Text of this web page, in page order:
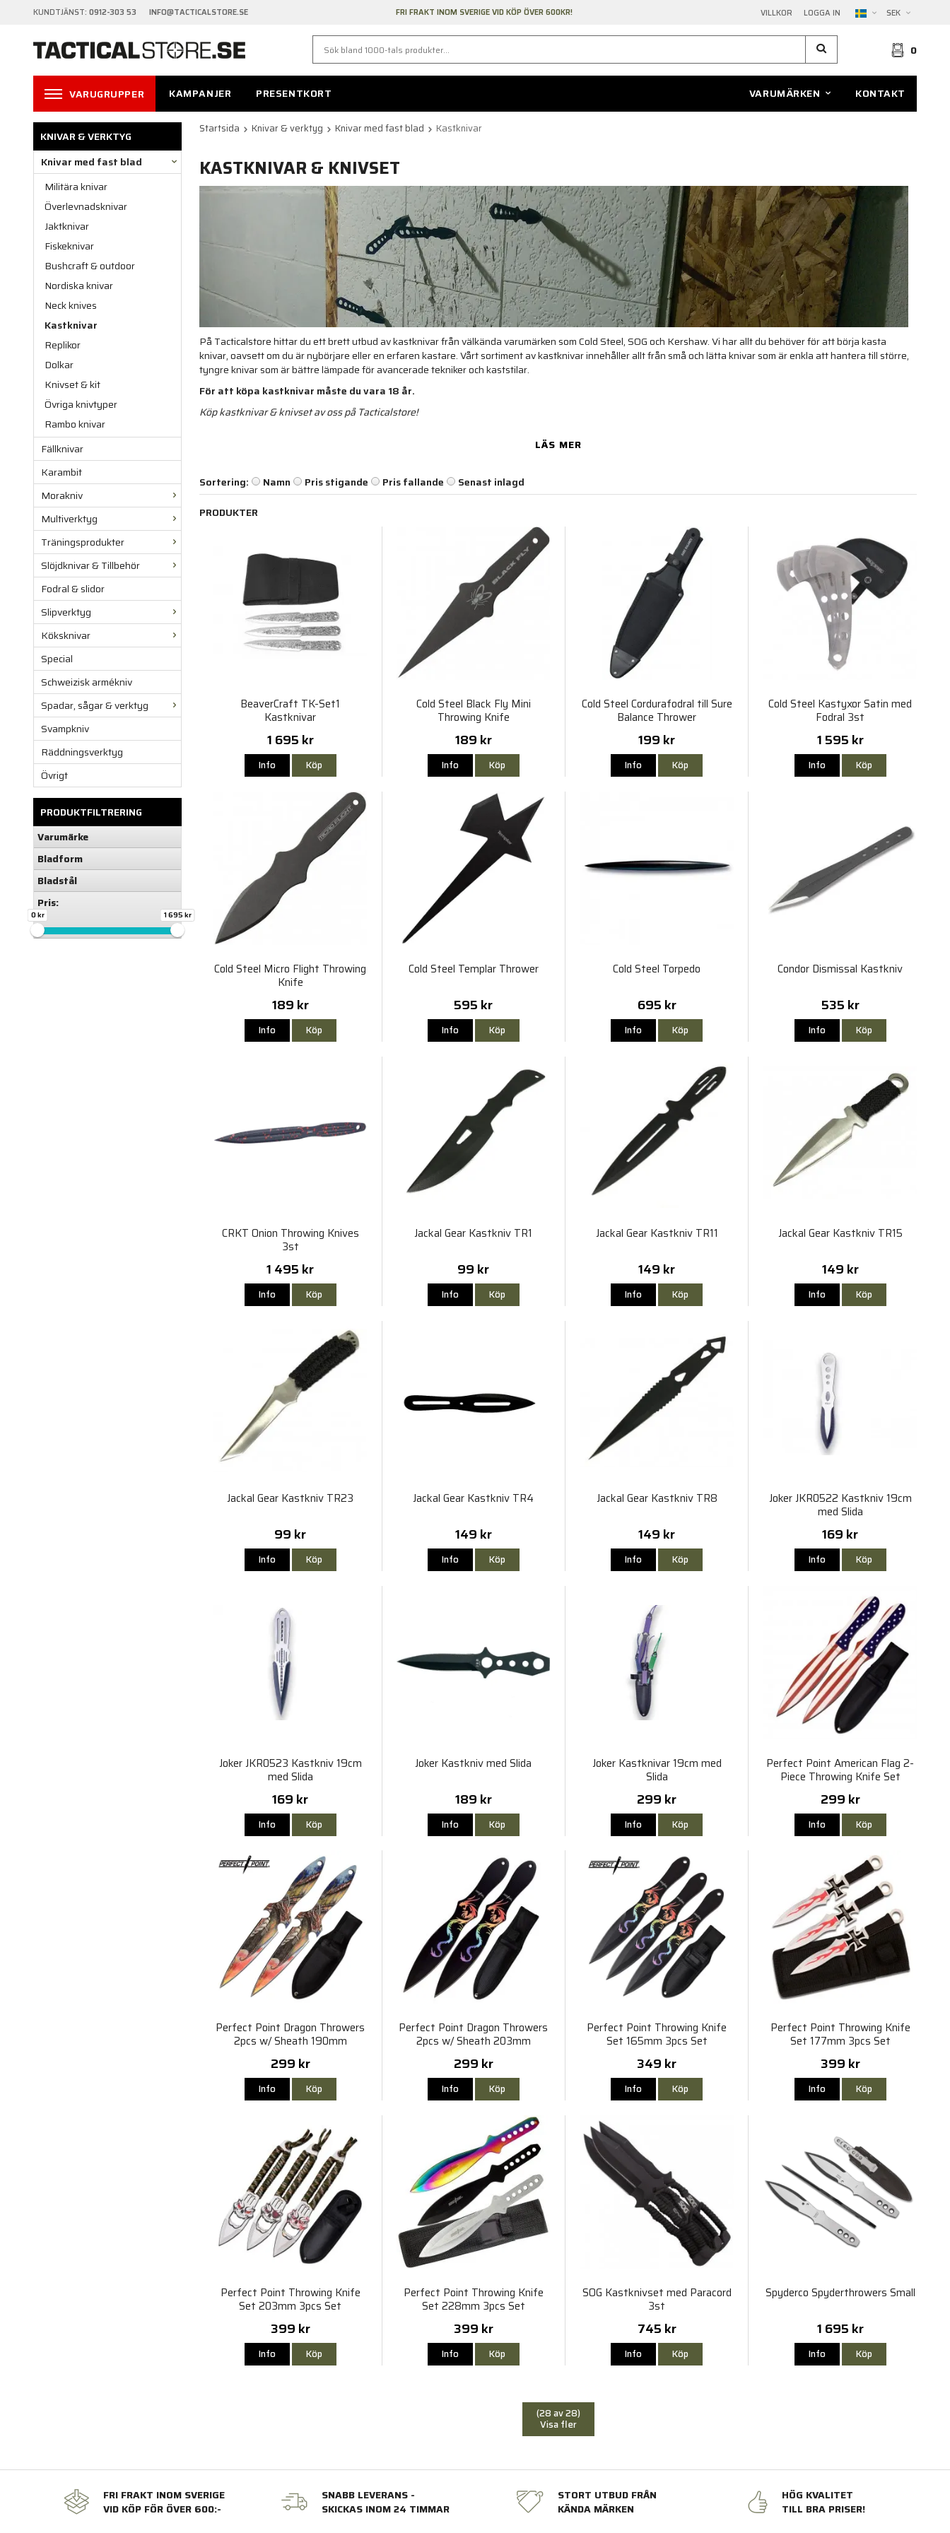
KUNDTJÄNST: 0912-303 53 INFO@TACTICALSTORE.SE VILLKOR LOGGA IN SEK
FRI FRAKT INOM SVERIGE VID KÖP ÖVER 600KR!
0
VARUGRUPPER KAMPANJER PRESENTKORT VARUMÄRKEN KONTAKT
KNIVAR & VERKTYG
Knivar med fast blad
Militära knivar
Överlevnadsknivar
Jaktknivar
Fiskeknivar
Bushcraft & outdoor
Nordiska knivar
Neck knives
Kastknivar
Replikor
Dolkar
Knivset & kit
Övriga knivtyper
Rambo knivar
Fällknivar
Karambit
Morakniv
Multiverktyg
Träningsprodukter
Slöjdknivar & Tillbehör
Fodral & slidor
Slipverktyg
Köksknivar
Special
Schweizisk armékniv
Spadar, sågar & verktyg
Svampkniv
Räddningsverktyg
Övrigt
PRODUKTFILTRERING
Varumärke
Bladform
Bladstål
Pris:
0 kr 1 695 kr
Startsida Knivar & verktyg Knivar med fast blad Kastknivar
KASTKNIVAR & KNIVSET
På Tacticalstore hittar du ett brett utbud av kastknivar från välkända varumärken som Cold Steel, SOG och Kershaw. Vi har allt du behöver för att börja kasta
knivar, oavsett om du är nybörjare eller en erfaren kastare. Vårt sortiment av kastknivar innehåller allt från små och lätta knivar som är enkla att hantera till större,
tyngre knivar som är bättre lämpade för avancerade tekniker och kaststilar.
För att köpa kastknivar måste du vara 18 år.
Köp kastknivar & knivset av oss på Tacticalstore!
LÄS MER
Sortering: Namn Pris stigande Pris fallande
Senast inlagd
PRODUKTER
BeaverCraft TK-Set1
Kastknivar
1 695 kr
Info Köp
Cold Steel Black Fly Mini
Throwing Knife
189 kr
Info Köp
Cold Steel Cordurafodral till Sure
Balance Thrower
199 kr
Info Köp
Cold Steel Kastyxor Satin med
Fodral 3st
1 595 kr
Info Köp
Cold Steel Micro Flight Throwing
Knife
189 kr
Info Köp
Cold Steel Templar Thrower
595 kr
Info Köp
Cold Steel Torpedo
695 kr
Info Köp
Condor Dismissal Kastkniv
535 kr
Info Köp
CRKT Onion Throwing Knives
3st
1 495 kr
Info Köp
Jackal Gear Kastkniv TR1
99 kr
Info Köp
Jackal Gear Kastkniv TR11
149 kr
Info Köp
Jackal Gear Kastkniv TR15
149 kr
Info Köp
Jackal Gear Kastkniv TR23
99 kr
Info Köp
Jackal Gear Kastkniv TR4
149 kr
Info Köp
Jackal Gear Kastkniv TR8
149 kr
Info Köp
Joker JKR0522 Kastkniv 19cm
med Slida
169 kr
Info Köp
Joker JKR0523 Kastkniv 19cm
med Slida
169 kr
Info Köp
Joker Kastkniv med Slida
189 kr
Info Köp
Joker Kastknivar 19cm med
Slida
299 kr
Info Köp
Perfect Point American Flag 2-
Piece Throwing Knife Set
299 kr
Info Köp
Perfect Point Dragon Throwers
2pcs w/ Sheath 190mm
299 kr
Info Köp
Perfect Point Dragon Throwers
2pcs w/ Sheath 203mm
299 kr
Info Köp
Perfect Point Throwing Knife
Set 165mm 3pcs Set
349 kr
Info Köp
Perfect Point Throwing Knife
Set 177mm 3pcs Set
399 kr
Info Köp
Perfect Point Throwing Knife
Set 203mm 3pcs Set
399 kr
Info Köp
Perfect Point Throwing Knife
Set 228mm 3pcs Set
399 kr
Info Köp
SOG Kastknivset med Paracord
3st
745 kr
Info Köp
Spyderco Spyderthrowers Small
1 695 kr
Info Köp
(28 av 28)
Visa fler
FRI FRAKT INOM SVERIGE
VID KÖP FÖR ÖVER 600:-
SNABB LEVERANS -
SKICKAS INOM 24 TIMMAR
STORT UTBUD FRÅN
KÄNDA MÄRKEN
HÖG KVALITET
TILL BRA PRISER!